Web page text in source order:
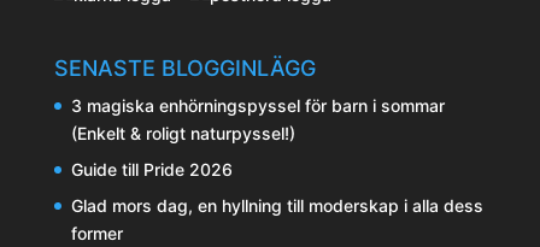
SENASTE BLOGGINLÄGG
3 magiska enhörningspyssel för barn i sommar
(Enkelt & roligt naturpyssel!)
Guide till Pride 2026
Glad mors dag, en hyllning till moderskap i alla dess
former